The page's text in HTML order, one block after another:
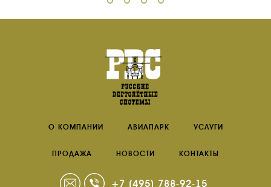
О КОМПАНИИ АВИАПАРК УСЛУГИ
ПРОДАЖА НОВОСТИ КОНТАКТЫ
+7 (495) 788-92-15